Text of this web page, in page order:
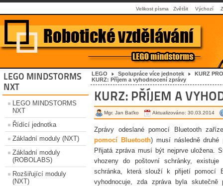
Velikost písma Zvětšit Výchozí
LEGO MINDSTORMS
NXT
LEGO MINDSTORMS
NXT
Řídící jednotka
Základní moduly (NXT)
Základní moduly
(ROBOLABS)
Rozšiřující moduly
(NXT)
LEGO Spolupráce více jednotek
KURZ
KURZ: Příjem a vyhodnocení zprávy
KURZ: PŘÍJEM A
Mgr. Jan Baťko Aktualizováno: 30.03.2014
Zprávy odeslané pomocí Bluetooth
pomocí Bluetooth) musí následně druhé
Přijatá zpráva musí být nejprve uložena.
vhozeny do poštovní schránky,
schránka, která slouží k přijetí pomocí
vyhodnocuje, zda zpráva byla